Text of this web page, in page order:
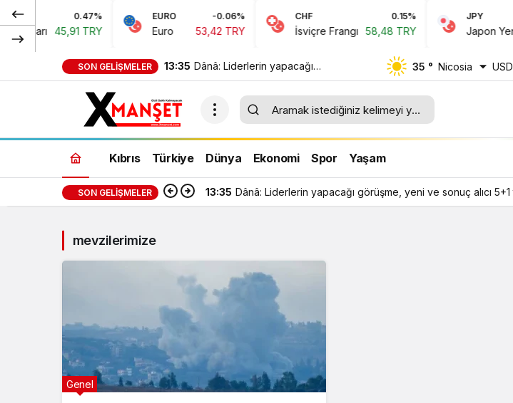
0.47%
45,91 TRY
EURO -0.06%
Euro 53,42 TRY
CHF 0.15%
İsviçre Frangı 58,48 TRY Japon Yeni
SON GELIŞMELER 13:35 Dânâ: Liderlerin yapacağı
görüşme, yeni ve sonuç alıcı 5+1
toplantısına hazırlık niteliği taşıyor
35 ° Nicosia USD
Kıbrıs Türkiye Dünya Ekonomi Spor Yaşam
SON GELIŞMELER 13:35 Dânâ: Liderlerin yapacağı görüşme, yeni ve sonuç alıcı 5+1
mevzilerimize
Genel